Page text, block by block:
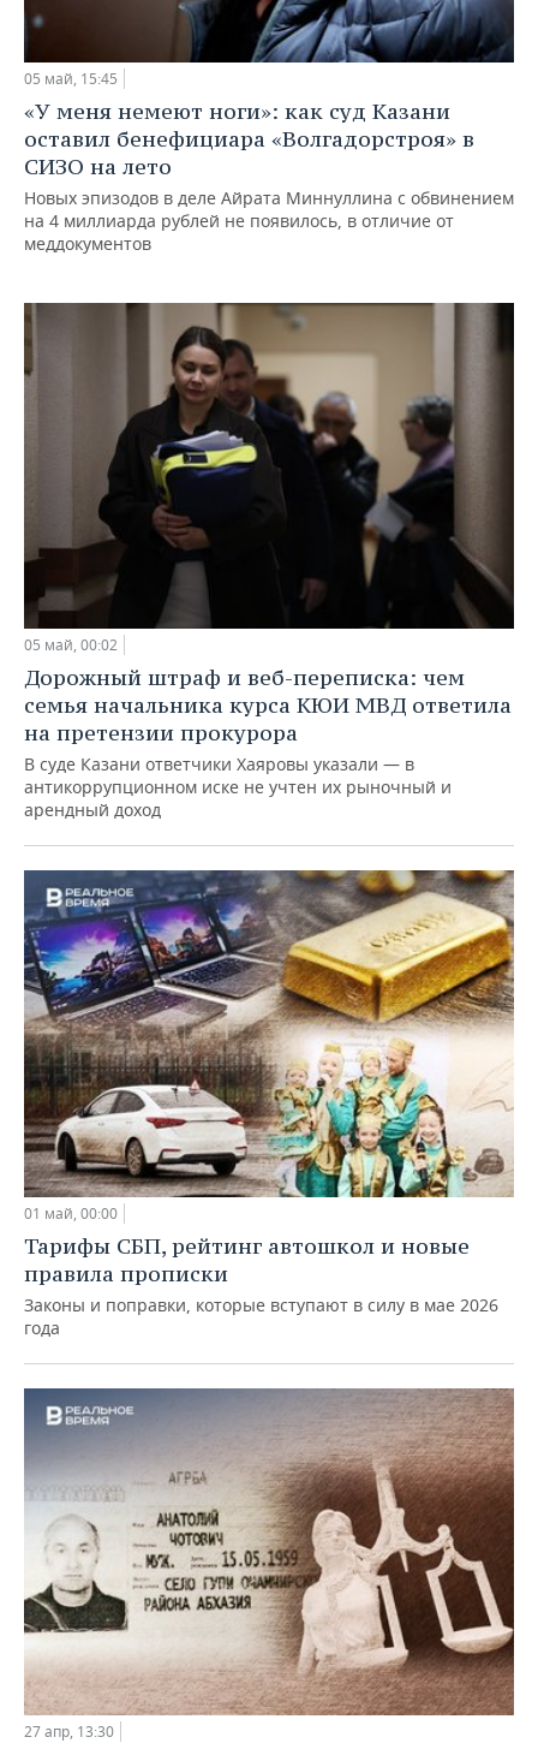
05 май, 15:45
«У меня немеют ноги»: как суд Казани
оставил бенефициара «Волгадорстроя» в
СИЗО на лето
Новых эпизодов в деле Айрата Миннуллина с обвинением
на 4 миллиарда рублей не появилось, в отличие от
меддокументов
05 май, 00:02
Дорожный штраф и веб-переписка: чем
семья начальника курса КЮИ МВД ответила
на претензии прокурора
В суде Казани ответчики Хаяровы указали — в
антикоррупционном иске не учтен их рыночный и
арендный доход
01 май, 00:00
Тарифы СБП, рейтинг автошкол и новые
правила прописки
Законы и поправки, которые вступают в силу в мае 2026
года
27 апр, 13:30